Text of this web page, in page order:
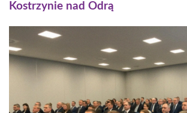
Kostrzynie nad Odrą